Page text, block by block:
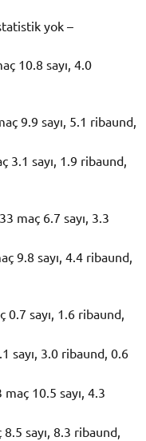
yok –
10.8 sayı, 4.0
9.9 sayı, 5.1 ribaund,
3.1 sayı, 1.9 ribaund,
33 maç 6.7 sayı, 3.3
9.8 sayı, 4.4 ribaund,
0.7 sayı, 1.6 ribaund,
sayı, 3.0 ribaund, 0.6
maç 10.5 sayı, 4.3
8.5 sayı, 8.3 ribaund,